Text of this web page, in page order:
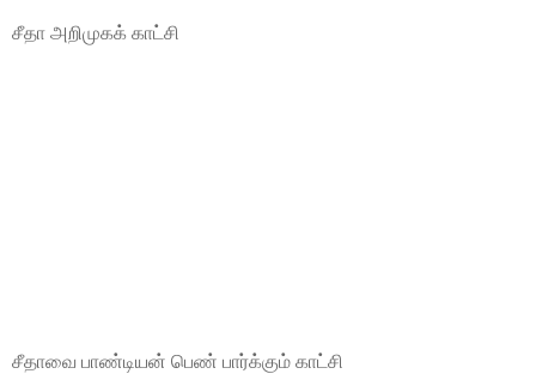
சீதா அறிமுகக் காட்சி
சீதாவை பாண்டியன் பெண் பார்க்கும் காட்சி